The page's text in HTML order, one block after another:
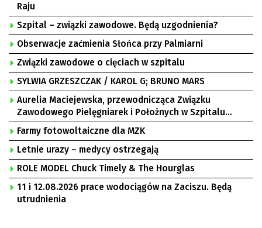
Raju
Szpital – związki zawodowe. Będą uzgodnienia?
Obserwacje zaćmienia Słońca przy Palmiarni
Związki zawodowe o cięciach w szpitalu
SYLWIA GRZESZCZAK / KAROL G; BRUNO MARS
Aurelia Maciejewska, przewodnicząca Związku
Zawodowego Pielęgniarek i Położnych w Szpitalu
Uniwersyteckim w Zielonej Górze, Bogusław
Motowidełko, przewodniczący Zarządu Regionu NSZZ
„Solidarność” Zielona Góra
Farmy fotowoltaiczne dla MZK
Letnie urazy – medycy ostrzegają
ROLE MODEL Chuck Timely & The Hourglas
11 i 12.08.2026 prace wodociągów na Zaciszu. Będą
utrudnienia